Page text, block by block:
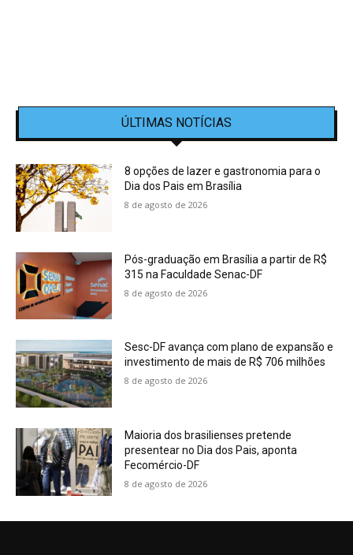
ÚLTIMAS NOTÍCIAS
8 opções de lazer e gastronomia para o
Dia dos Pais em Brasília
8 de agosto de 2026
Pós-graduação em Brasília a partir de R$
315 na Faculdade Senac-DF
8 de agosto de 2026
Sesc-DF avança com plano de expansão e
investimento de mais de R$ 706 milhões
8 de agosto de 2026
Maioria dos brasilienses pretende
presentear no Dia dos Pais, aponta
Fecomércio-DF
8 de agosto de 2026